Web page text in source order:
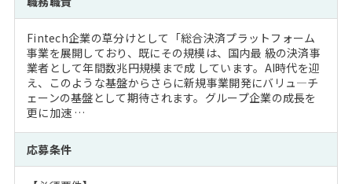
Fintech企業の草分けとして「総合決済プラットフォーム
事業を展開しており、既にその規模は、国内最 級の決済事
業者として年間数兆円規模まで成 しています。AI時代を迎
え、このような基盤からさらに新規事業開発にバリュ―チ
ェーンの基盤として期待されます。グループ企業の成長を
更に加速 …
応募条件